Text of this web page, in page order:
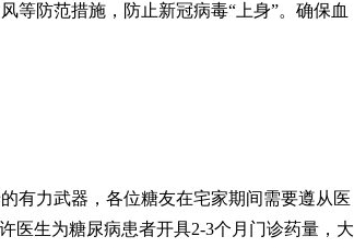
等防范措施，防止新冠病毒“上身”。确保血
有力武器，各位糖友在宅家期间需要遵从医
医生为糖尿病患者开具2-3个月门诊药量，大